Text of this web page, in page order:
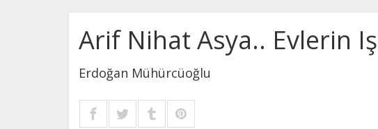
Arif Nihat Asya.. Evlerin
Erdoğan Mühürcüoğlu